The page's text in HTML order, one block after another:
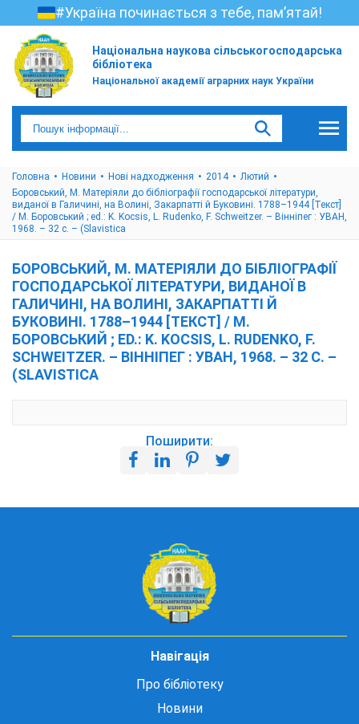
#Україна починається з тебе, пам’ятай!
Національна наукова сільськогосподарська
бібліотека
Національної академії аграрних наук України
Головна Новини Нові надходження 2014
Лютий
Боровський, М. Матеріяли до бібліографії господарської літератури,
виданої в Галичині, на Волині, Закарпатті й Буковині. 1788–1944 [Текст]
/ М. Боровський ; ed.: K. Kocsis, L. Rudenko, F. Schweitzer. – Вінніпег : УВАН,
1968. – 32 с. – (Slavistica
БОРОВСЬКИЙ, М. МАТЕРІЯЛИ ДО БІБЛІОГРАФІЇ
ГОСПОДАРСЬКОЇ ЛІТЕРАТУРИ, ВИДАНОЇ В
ГАЛИЧИНІ, НА ВОЛИНІ, ЗАКАРПАТТІ Й
БУКОВИНІ. 1788–1944 [ТЕКСТ] / М.
БОРОВСЬКИЙ ; ED.: K. KOCSIS, L. RUDENKO, F.
SCHWEITZER. – ВІННІПЕГ : УВАН, 1968. – 32 С. –
(SLAVISTICA
Поширити:
Навігація
Про бібліотеку
Новини